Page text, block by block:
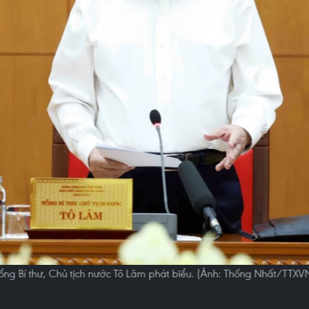
Bí thư, Chủ tịch nước Tô Lâm phát biểu. (Ảnh: Thống Nhất/